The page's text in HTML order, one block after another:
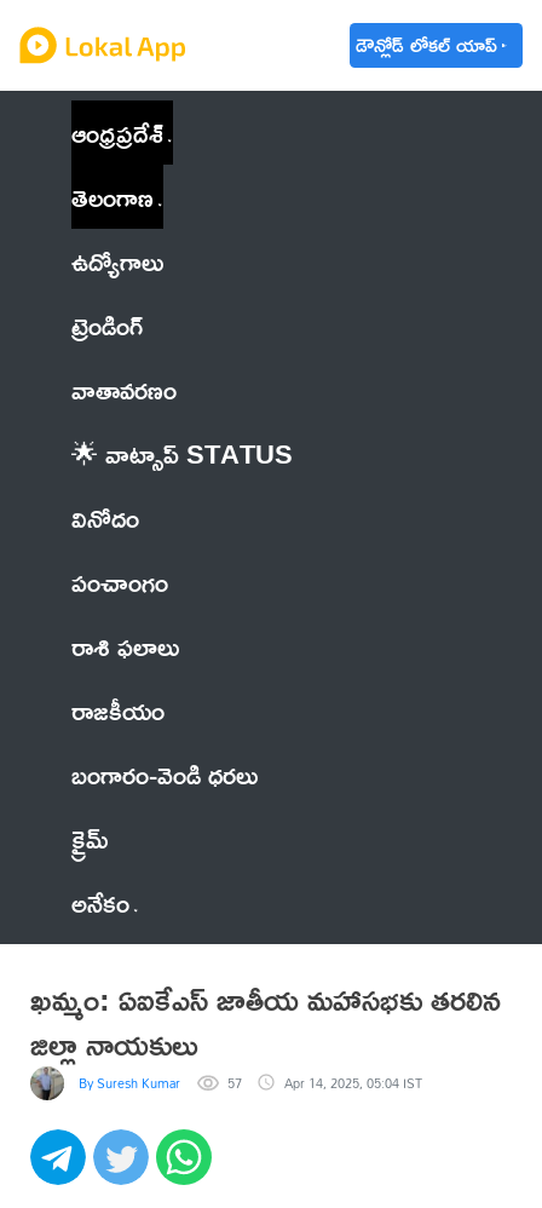
డౌన్లోడ్ లోకల్ యాప్
ఆంధ్రప్రదేశ్
తెలంగాణ
ఉద్యోగాలు
ట్రెండింగ్
వాతావరణం
🌟 వాట్సాప్ STATUS
వినోదం
పంచాంగం
రాశి ఫలాలు
రాజకీయం
బంగారం-వెండి ధరలు
క్రైమ్
అనేకం
ఖమ్మం: ఏఐకేఎస్ జాతీయ మహాసభకు తరలిన
జిల్లా నాయకులు
By Suresh Kumar 57 Apr 14, 2025, 05:04 IST